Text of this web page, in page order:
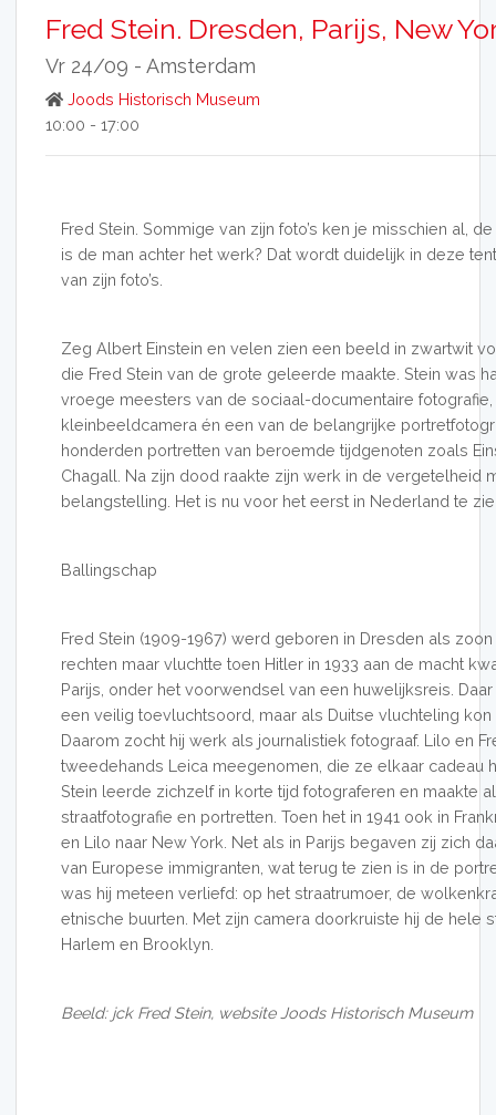
Fred Stein. Dresden, Parijs, New
Vr 24/09 - Amsterdam
Joods Historisch Museum
10:00 - 17:00
Fred Stein. Sommige van zijn foto’s ken je misschien al,
is de man achter het werk? Dat wordt duidelijk in deze
van zijn foto’s.
Zeg Albert Einstein en velen zien een beeld in zwartwit
die Fred Stein van de grote geleerde maakte. Stein was
vroege meesters van de sociaal-documentaire
kleinbeeldcamera én een van de belangrijke
honderden portretten van beroemde tijdgenoten zoals
Chagall. Na zijn dood raakte zijn werk in de vergetelheid
belangstelling. Het is nu voor het eerst in Nederland te
Ballingschap
Fred Stein (1909-1967) werd geboren in Dresden als
rechten maar vluchtte toen Hitler in 1933 aan de macht
Parijs, onder het voorwendsel van een huwelijksreis.
een veilig toevluchtsoord, maar als Duitse vluchteling
Daarom zocht hij werk als journalistiek fotograaf. Lilo en
tweedehands Leica meegenomen, die ze elkaar cadeau
Stein leerde zichzelf in korte tijd fotograferen en maakte
straatfotografie en portretten. Toen het in 1941 ook in
en Lilo naar New York. Net als in Parijs begaven zij zich
van Europese immigranten, wat terug te zien is in de
was hij meteen verliefd: op het straatrumoer, de
etnische buurten. Met zijn camera doorkruiste hij de hele
Harlem en Brooklyn.
Beeld: jck Fred Stein, website Joods Historisch Museum